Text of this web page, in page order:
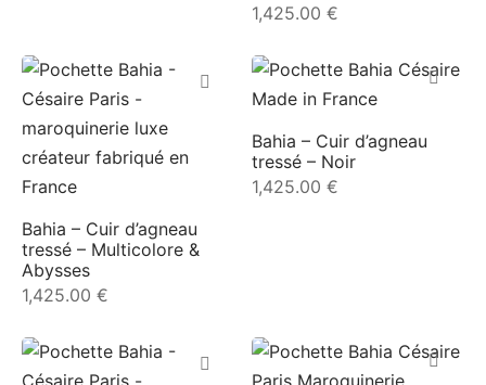
1,425.00 €
Bahia – Cuir d’agneau
tressé – Multicolore &
Abysses
1,425.00 €
Bahia – Cuir d’agneau
tressé – Noir
1,425.00 €